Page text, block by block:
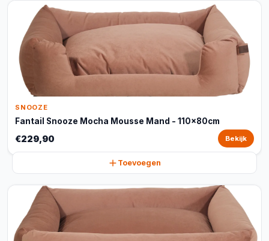
SNOOZE
Fantail Snooze Mocha Mousse Mand - 110x80cm
€229,90 Bekijk
Toevoegen